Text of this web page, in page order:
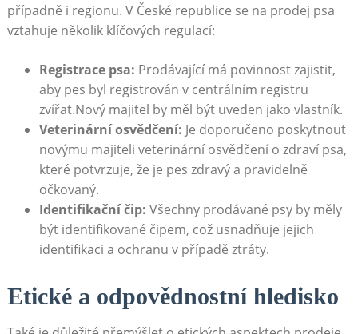
případně i regionu. V⁣ České republice se na prodej psa
vztahuje několik klíčových regulací:
Registrace psa: Prodávající ‍má povinnost zajistit,
aby⁢ pes byl registrován ​v ⁣centrálním registru
zvířat.Nový majitel by měl být uveden jako vlastník.
Veterinární osvědčení: Je doporučeno poskytnout
novýmu majiteli veterinární ⁢osvědčení o zdraví ‍psa,
které potvrzuje,⁣ že ‌je pes zdravý a pravidelně
očkovaný.
Identifikační čip: Všechny prodávané ⁢psy by⁤ měly
být identifikované čipem, což usnadňuje⁢ jejich⁢
identifikaci a ochranu v případě ztráty.
Etické a odpovědnostní hledisko